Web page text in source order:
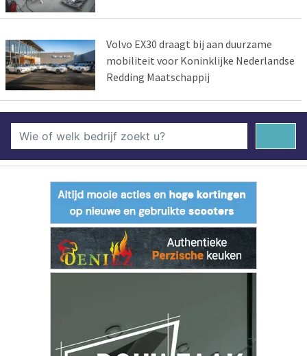
Volvo EX30 draagt bij aan duurzame
mobiliteit voor Koninklijke Nederlandse
Redding Maatschappij